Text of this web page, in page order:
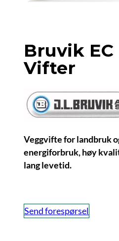
Bruvik EC
Vifter
Veggvifte for landbruk
energiforbruk, høy
lang levetid.
Send forespørsel